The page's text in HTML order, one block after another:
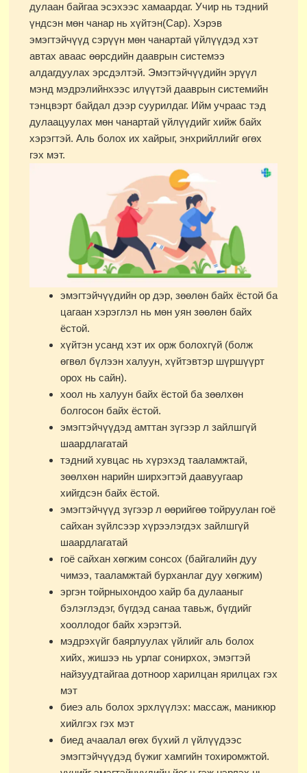
дулаан байгаа эсэхээс хамаардаг. Учир нь тэдний
үндсэн мөн чанар нь хүйтэн(Сар). Хэрэв
эмэгтэйчүүд сэрүүн мөн чанартай үйлүүдэд хэт
автах аваас өөрсдийн дааврын системээ
алдагдуулах эрсдэлтэй. Эмэгтэйчүүдийн эрүүл
мэнд мэдрэлийнхээс илүүтэй дааврын системийн
тэнцвэрт байдал дээр суурилдаг. Ийм учраас тэд
дулаацуулах мөн чанартай үйлүүдийг хийж байх
хэрэгтэй. Аль болох их хайрыг, энхрийллийг өгөх
гэх мэт.
эмэгтэйчүүдийн ор дэр, зөөлөн байх ёстой ба
цагаан хэрэглэл нь мөн уян зөөлөн байх
ёстой.
хүйтэн усанд хэт их орж болохгүй (болж
өгвөл бүлээн халуун, хүйтэвтэр шүршүүрт
орох нь сайн).
хоол нь халуун байх ёстой ба зөөлхөн
болгосон байх ёстой.
эмэгтэйчүүдэд амттан зүгээр л зайлшгүй
шаардлагатай
тэдний хувцас нь хүрэхэд тааламжтай,
зөөлхөн нарийн ширхэгтэй даавуугаар
хийгдсэн байх ёстой.
эмэгтэйчүүд зүгээр л өөрийгөө тойруулан гоё
сайхан зүйлсээр хүрээлэгдэх зайлшгүй
шаардлагатай
гоё сайхан хөгжим сонсох (байгалийн дуу
чимээ, тааламжтай бурханлаг дуу хөгжим)
эргэн тойрныхондоо хайр ба дулааныг
бэлэглэдэг, бүгдэд санаа тавьж, бүгдийг
хооллодог байх хэрэгтэй.
мэдрэхүйг баярлуулах үйлийг аль болох
хийх, жишээ нь урлаг сонирхох, эмэгтэй
найзуудтайгаа дотноор харилцан ярилцах гэх
мэт
биеэ аль болох эрхлүүлэх: массаж, маникюр
хийлгэх гэх мэт
биед ачаалал өгөх бүхий л үйлүүдээс
эмэгтэйчүүдэд бүжиг хамгийн тохиромжтой.